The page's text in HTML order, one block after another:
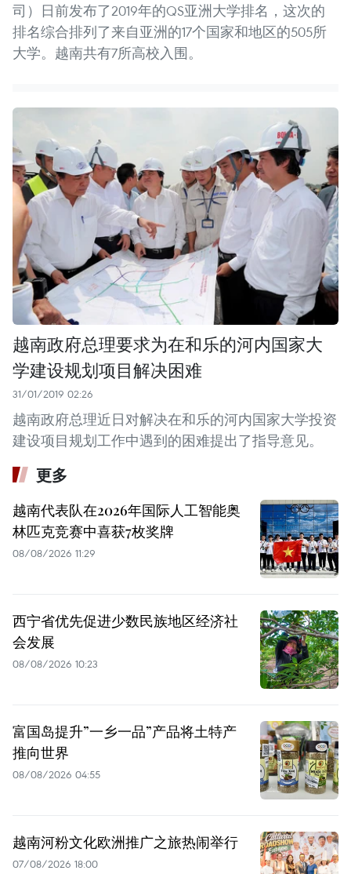
司）日前发布了2019年的QS亚洲大学排名，这次的
排名综合排列了来自亚洲的17个国家和地区的505所
大学。越南共有7所高校入围。
越南政府总理要求为在和乐的河内国家大
学建设规划项目解决困难
31/01/2019 02:26
越南政府总理近日对解决在和乐的河内国家大学投资
建设项目规划工作中遇到的困难提出了指导意见。
更多
越南代表队在2026年国际人工智能奥
林匹克竞赛中喜获7枚奖牌
08/08/2026 11:29
西宁省优先促进少数民族地区经济社
会发展
08/08/2026 10:23
富国岛提升”一乡一品”产品将土特产
推向世界
08/08/2026 04:55
越南河粉文化欧洲推广之旅热闹举行
07/08/2026 18:00